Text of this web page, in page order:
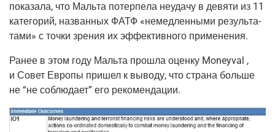
пока­за­ла, что Маль­та потер­пе­ла неуда­чу в девя­ти из 11
кате­го­рий, назван­ных ФАТФ «немед­лен­ны­ми резуль­та­
та­ми» с точ­ки зре­ния их эффек­тив­но­го применения.
Ранее в этом году Маль­та про­шла оцен­ку Moneyval ,
и Совет Евро­пы при­шел к выво­ду, что стра­на боль­ше
не “не соблю­да­ет” его рекомендации.